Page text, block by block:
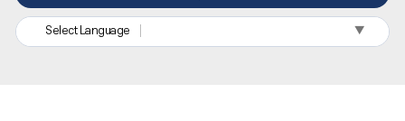
Select Language ▼